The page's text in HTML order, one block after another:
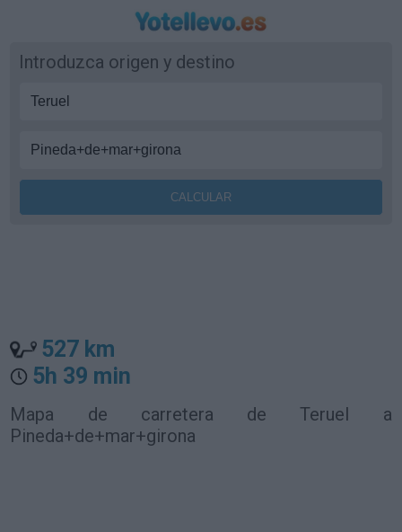
Introduzca origen y destino
527 km
5h 39 min
Mapa de carretera de Teruel a
Pineda+de+mar+girona